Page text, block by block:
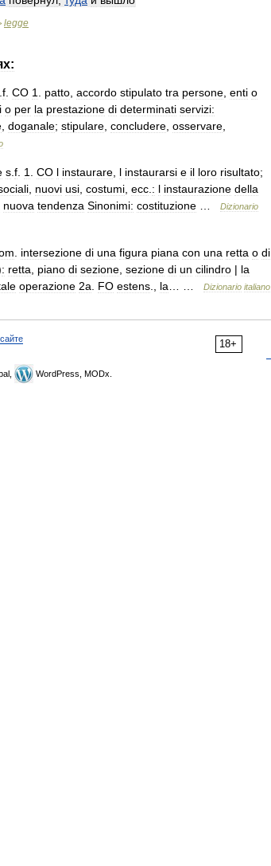
legge
f CO 1 patto accordo stipulato tra persone enti o
o per la prestazione di determinati servizi:
doganale; stipulare concludere osservare
s f 1 CO l instaurare l instaurarsi e il loro risultato;
nuovi usi costumi ecc : l instaurazione della
nuova tendenza Sinonimi: costituzione
Dizionario
intersezione di una figura piana con una retta o di
: retta piano di sezione sezione di un cilindro | la
operazione 2a FO estens la Dizionario italiano
18+
WordPress, MODx.